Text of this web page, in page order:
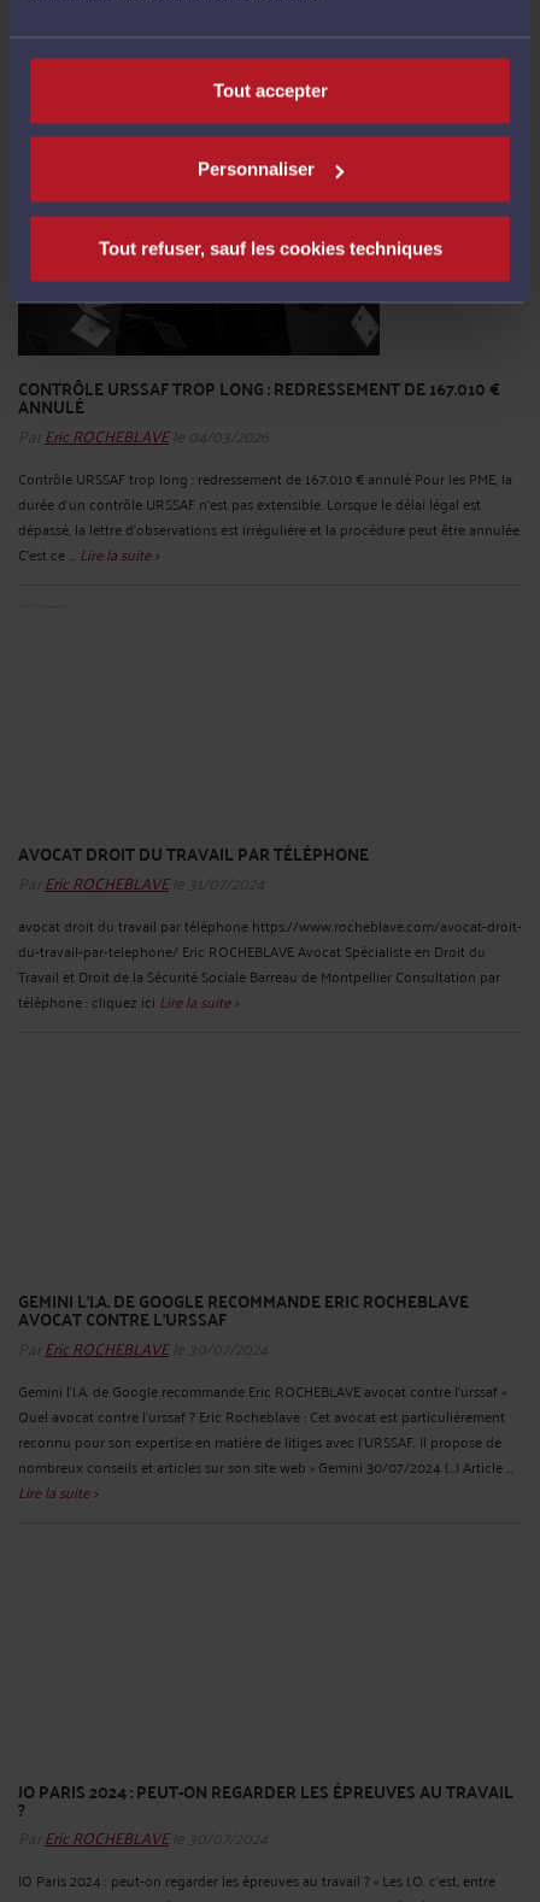
Tout accepter
Personnaliser
Tout refuser, sauf les cookies techniques
vite. Certaines décisions de justice peuvent modifier très concrètement la
manière dont une entreprise doit gérer un contrôle URSSAF, une rupture du
contrat de travail ou une procédure prud’homale. Mais ces ...
CONTRÔLE URSSAF TROP LONG : REDRESSEMENT DE 167.010 €
ANNULÉ
Par Eric ROCHEBLAVEle 04/03/2026
Contrôle URSSAF trop long : redressement de 167.010 € annulé Pour les PME, la
durée d'un contrôle URSSAF n'est pas extensible. Lorsque le délai légal est
dépassé, la lettre d'observations est irrégulière et la procédure peut être annulée.
C'est ce ... Lire la suite >
AVOCAT DROIT DU TRAVAIL PAR TÉLÉPHONE
Par Eric ROCHEBLAVEle 31/07/2024
avocat droit du travail par téléphone https://www.rocheblave.com/avocat-droit-
du-travail-par-telephone/ Eric ROCHEBLAVE Avocat Spécialiste en Droit du
Travail et Droit de la Sécurité Sociale Barreau de Montpellier Consultation par
téléphone : cliquez ici Lire la suite >
GEMINI L’I.A. DE GOOGLE RECOMMANDE ERIC ROCHEBLAVE
AVOCAT CONTRE L’URSSAF
Par Eric ROCHEBLAVEle 30/07/2024
Gemini l’I.A. de Google recommande Eric ROCHEBLAVE avocat contre l’urssaf «
Quel avocat contre l’urssaf ? Eric Rocheblave : Cet avocat est particulièrement
reconnu pour son expertise en matière de litiges avec l'URSSAF. Il propose de
nombreux conseils et articles sur son site web » Gemini 30/07/2024 (...) Article ...
Lire la suite >
JO PARIS 2024 : PEUT-ON REGARDER LES ÉPREUVES AU TRAVAIL
?
Par Eric ROCHEBLAVEle 30/07/2024
JO Paris 2024 : peut-on regarder les épreuves au travail ? « Les J.O. c’est, entre